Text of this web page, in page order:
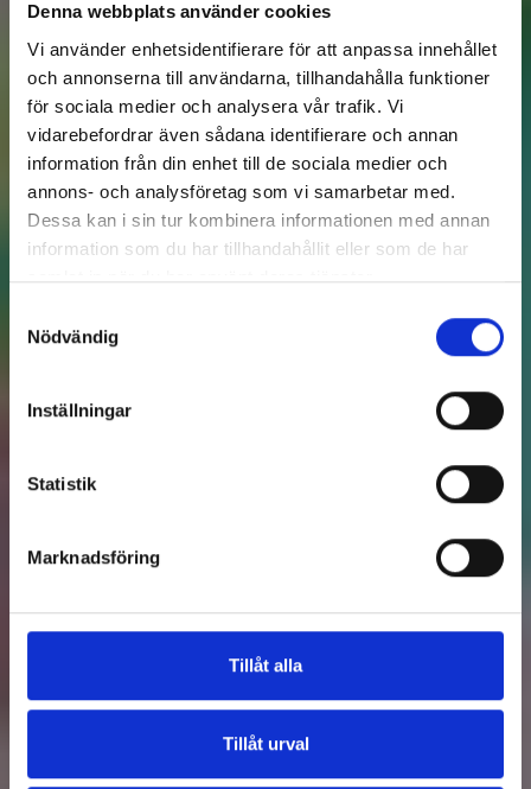
Denna webbplats använder cookies
Vi använder enhetsidentifierare för att anpassa innehållet
och annonserna till användarna, tillhandahålla funktioner
för sociala medier och analysera vår trafik. Vi
vidarebefordrar även sådana identifierare och annan
information från din enhet till de sociala medier och
annons- och analysföretag som vi samarbetar med.
Dessa kan i sin tur kombinera informationen med annan
information som du har tillhandahållit eller som de har
samlat in när du har använt deras tjänster.
Nödvändig
Inställningar
Statistik
Marknadsföring
Tillåt alla
Tillåt urval